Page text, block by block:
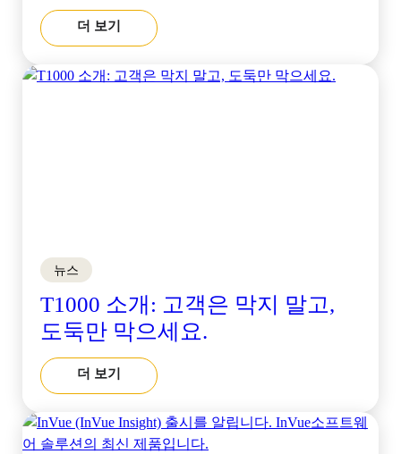
더 보기
뉴스
T1000 소개: 고객은 막지 말고,
도둑만 막으세요.
더 보기